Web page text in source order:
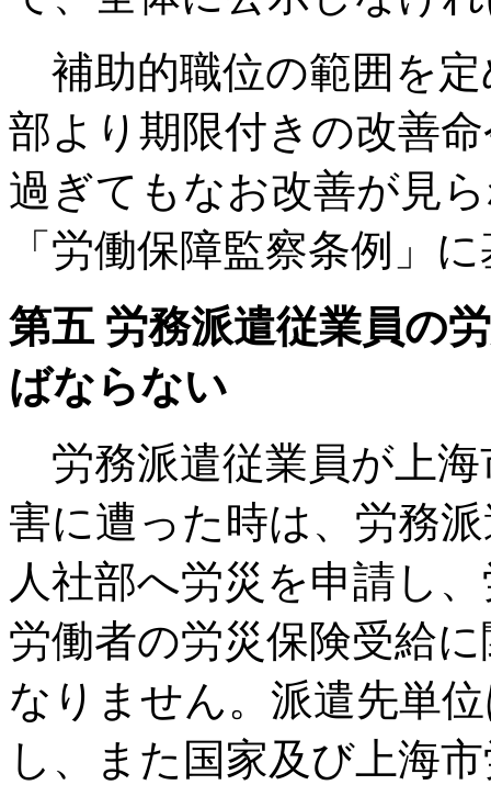
補助的職位の範囲を
部より期限付きの改善
過ぎてもなお改善が見
「労働保障監察条例」
第五 労務派遣従業員の
ばならない
労務派遣従業員が上
害に遭った時は、労務
人社部へ労災を申請し
労働者の労災保険受給
なりません。派遣先単
し、また国家及び上海